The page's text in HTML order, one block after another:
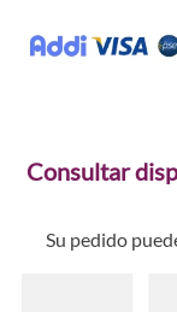
Consultar
Su pedido